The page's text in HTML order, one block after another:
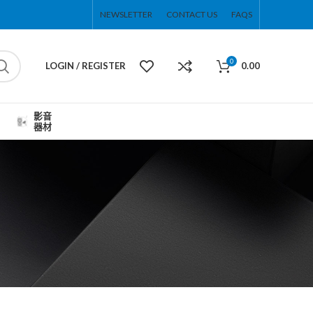
NEWSLETTER CONTACT US FAQS
LOGIN / REGISTER 0 0.00
影音
器材